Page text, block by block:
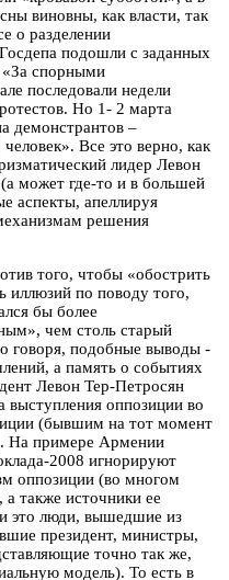
виновны, как власти, так
о разделении
подошли с заданных
«За спорными
последовали недели
Но 1- 2 марта
демонстрантов –
Все это верно, как
лидер Левон
может где-то и в большей
аспекты, апеллируя
решения
того, чтобы «обострить
по поводу того,
бы более
чем столь старый
говоря, подобные выводы -
а память о событиях
Левон Тер-Петросян
выступления оппозиции во
(бывшим на тот момент
На примере Армении
2008 игнорируют
оппозиции (во многом
также источники ее
это люди, вышедшие из
президент, министры,
точно так же,
модель). То есть в